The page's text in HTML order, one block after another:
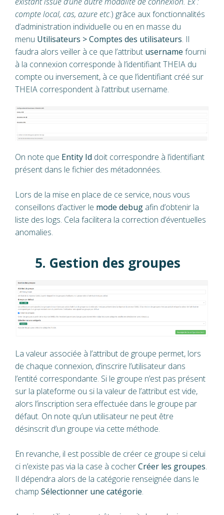
compte local, cas, azure etc.) grâce aux fonctionnalités
d’administration individuelle ou en en masse du
menu Utilisateurs > Comptes des utilisateurs. Il
faudra alors veiller à ce que l’attribut username fourni
à la connexion corresponde à l’identifiant THEIA du
compte ou inversement, à ce que l’identifiant créé sur
THEIA correspondent à l’attribut username.
On note que Entity Id doit correspondre à l’identifiant
présent dans le fichier des métadonnées.
Lors de la mise en place de ce service, nous vous
conseillons d’activer le mode debug afin d’obtenir la
liste des logs. Cela facilitera la correction d’éventuelles
anomalies.
5. Gestion des groupes
La valeur associée à l’attribut de groupe permet, lors
de chaque connexion, d’inscrire l’utilisateur dans
l’entité correspondante. Si le groupe n’est pas présent
sur la plateforme ou si la valeur de l’attribut est vide,
alors l’inscription sera effectuée dans le groupe par
défaut. On note qu’un utilisateur ne peut être
désinscrit d’un groupe via cette méthode.
En revanche, il est possible de créer ce groupe si celui
ci n’existe pas via la case à cocherCréer les groupes.
Il dépendra alors de la catégorie renseignée dans le
champ Sélectionner une catégorie.